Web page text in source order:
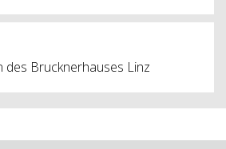
des Brucknerhauses Linz